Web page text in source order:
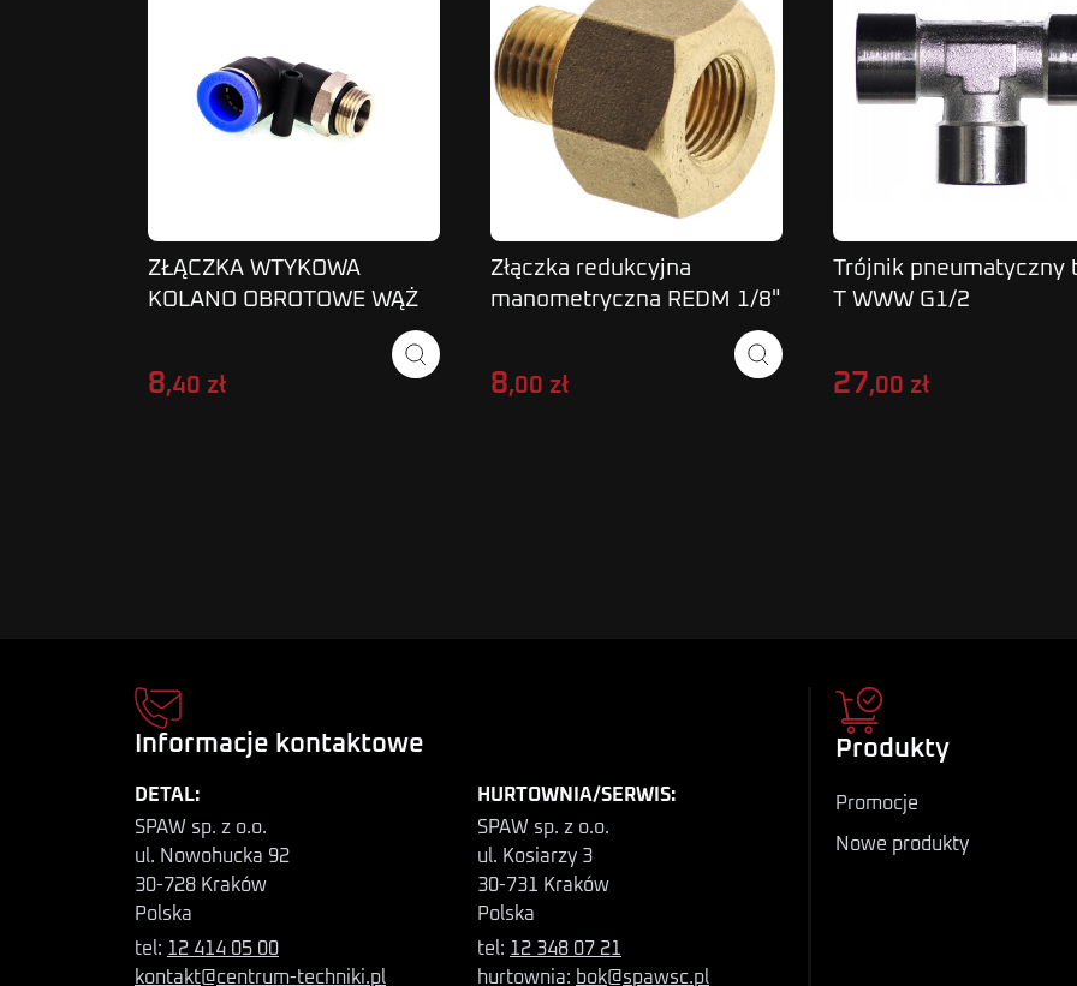
ZŁĄCZKA WTYKOWA
KOLANO OBROTOWE WĄŻ
8,40 zł
Złączka redukcyjna
manometryczna REDM 1/8"
8,00 zł
Trójnik pneumatyczny
T WWW G1/2
27,00 zł
Informacje kontaktowe
DETAL:
SPAW sp. z o.o.
ul. Nowohucka 92
30-728 Kraków
Polska
tel: 12 414 05 00
kontakt@centrum-techniki.pl
HURTOWNIA/SERWIS:
SPAW sp. z o.o.
ul. Kosiarzy 3
30-731 Kraków
Polska
tel: 12 348 07 21
hurtownia: bok@spawsc.pl
Produkty
Promocje
Nowe produkty